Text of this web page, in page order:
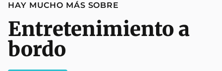
HAY MUCHO MÁS SOBRE
Entretenimiento a
bordo